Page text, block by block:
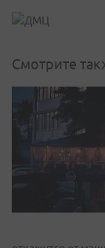
Смотрите